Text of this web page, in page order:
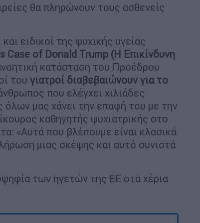
θα πληρώνουν τους ασθενείς
ειδικοί της ψυχικής υγείας
Case of Donald Trump (Η Επικίνδυνη
κατάσταση του Προέδρου
του γιατροί διαβεβαιώνουν για το
που ελέγχει χιλιάδες
όλων μας χάνει την επαφή του με την
καθηγητής ψυχιατρικής στο
«Αυτά που βλέπουμε είναι κλασικά
μιας σκέψης και αυτό συνιστά
των ηγετών της ΕΕ στα χέρια